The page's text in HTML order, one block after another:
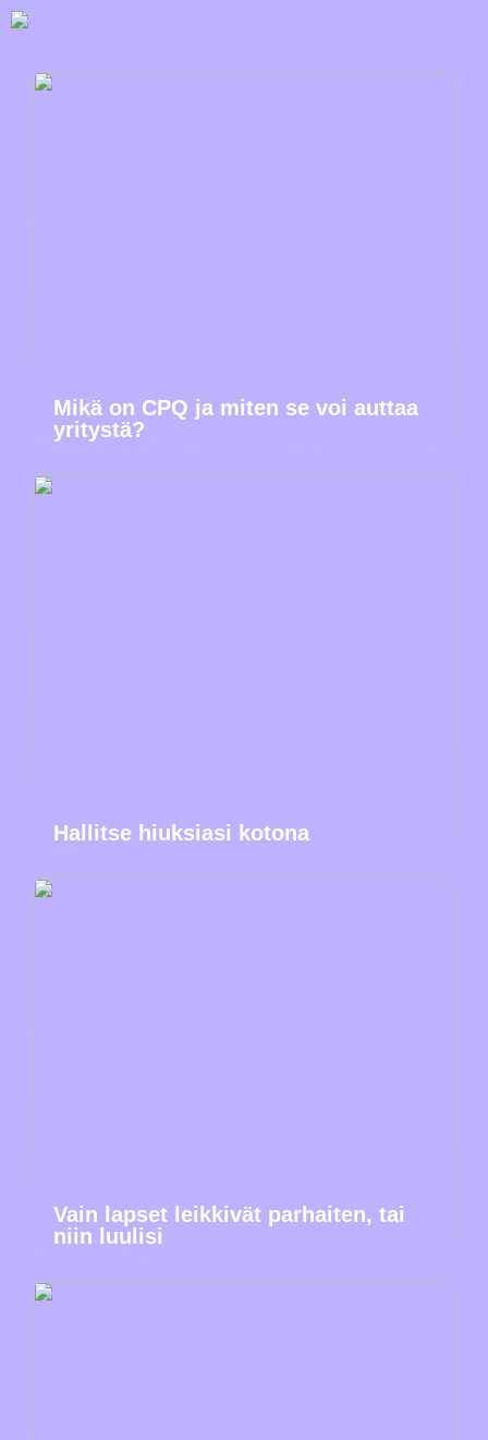
Mikä on CPQ ja miten se voi auttaa
yritystä?
Hallitse hiuksiasi kotona
Vain lapset leikkivät parhaiten, tai
niin luulisi